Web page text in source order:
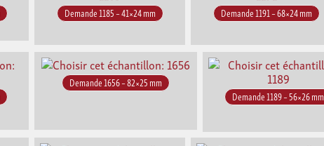
Demande 1185 – 41×24 mm Demande 1191 – 68×24 mm
Demande 1656 – 82×25 mm
Demande 1189 – 56×26 mm